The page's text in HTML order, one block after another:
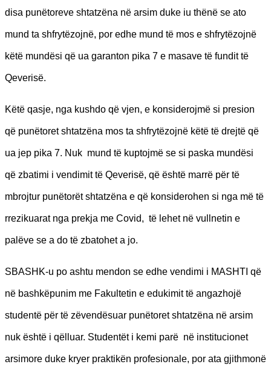
disa punëtoreve shtatzëna në arsim duke iu thënë se ato
mund ta shfrytëzojnë, por edhe mund të mos e shfrytëzojnë
këtë mundësi që ua garanton pika 7 e masave të fundit të
Qeverisë.
Këtë qasje, nga kushdo që vjen, e konsiderojmë si presion
që punëtoret shtatzëna mos ta shfrytëzojnë këtë të drejtë që
ua jep pika 7. Nuk mund të kuptojmë se si paska mundësi
që zbatimi i vendimit të Qeverisë, që është marrë për të
mbrojtur punëtorët shtatzëna e që konsiderohen si nga më të
rrezikuarat nga prekja me Covid, të lehet në vullnetin e
palëve se a do të zbatohet a jo.
SBASHK-u po ashtu mendon se edhe vendimi i MASHTI që
në bashkëpunim me Fakultetin e edukimit të angazhojë
studentë për të zëvendësuar punëtoret shtatzëna në arsim
nuk është i qëlluar. Studentët i kemi parë në institucionet
arsimore duke kryer praktikën profesionale, por ata gjithmonë